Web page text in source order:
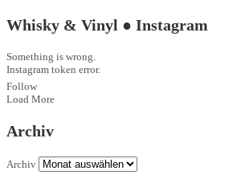
Whisky & Vinyl ● Instagram
Something is wrong.
Instagram token error.
Follow
Load More
Archiv
Archiv